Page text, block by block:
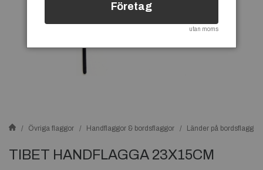
Övriga flaggor Handflaggor & bordsflaggor Länder på
TIBET HANDFLAGGA 23X15CM
Företag
utan moms